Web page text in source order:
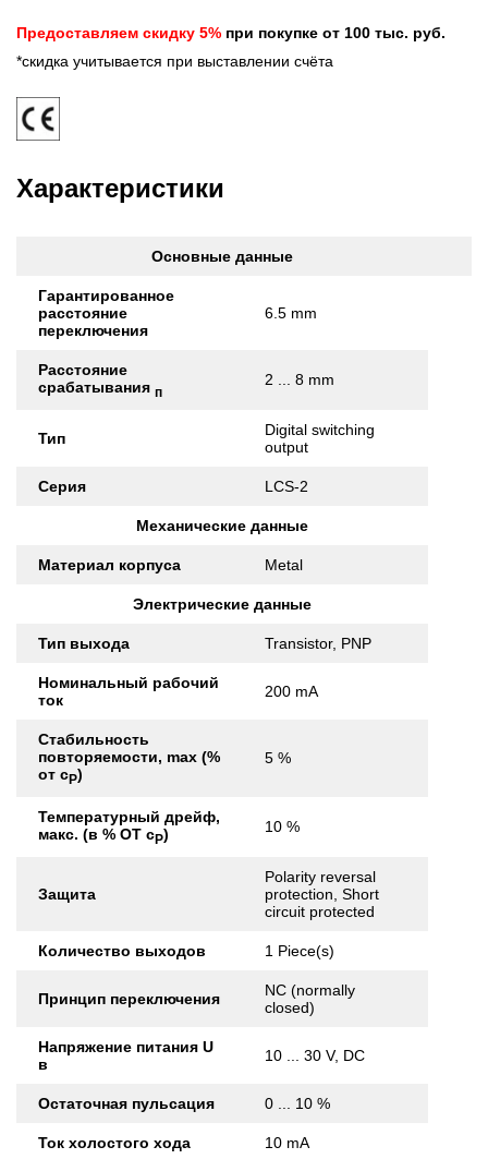
Предоставляем скидку 5% при покупке от 100 тыс. руб.
*скидка учитывается при выставлении счёта
Характеристики
Основные данные
Гарантированное
расстояние
переключения
6.5 mm
Расстояние
срабатывания п
2 ... 8 mm
Тип
Digital switching
output
Серия LCS-2
Механические данные
Материал корпуса Metal
Электрические данные
Тип выхода Transistor, PNP
Номинальный рабочий
ток
200 mA
Стабильность
повторяемости, max (%
от сР)
5 %
Температурный дрейф,
макс. (в % ОТ сР) 10 %
Защита
Polarity reversal
protection, Short
circuit protected
Количество выходов 1 Piece(s)
Принцип переключения
NC (normally
closed)
Напряжение питания U
в
10 ... 30 V, DC
Остаточная пульсация 0 ... 10 %
Ток холостого хода 10 mA